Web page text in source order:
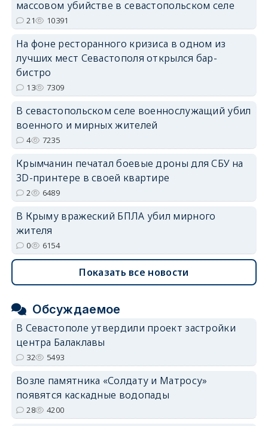
erid: 2SDnjdvhGXG
массовом убийстве в севастопольском селе
21 10391
На фоне ресторанного кризиса в одном из
лучших мест Севастополя открылся бар-
бистро
13 7309
В севастопольском селе военнослужащий убил
военного и мирных жителей
4 7235
Крымчанин печатал боевые дроны для СБУ на
3D-принтере в своей квартире
2 6489
В Крыму вражеский БПЛА убил мирного
жителя
0 6154
Показать все новости
Обсуждаемое
В Севастополе утвердили проект застройки
центра Балаклавы
32 5493
Возле памятника «Солдату и Матросу»
появятся каскадные водопады
28 4200